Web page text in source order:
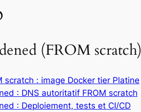
(FROM scratch)
scratch : image Docker tier Platine
: DNS autoritatif FROM scratch
: Deploiement, tests et CI/CD